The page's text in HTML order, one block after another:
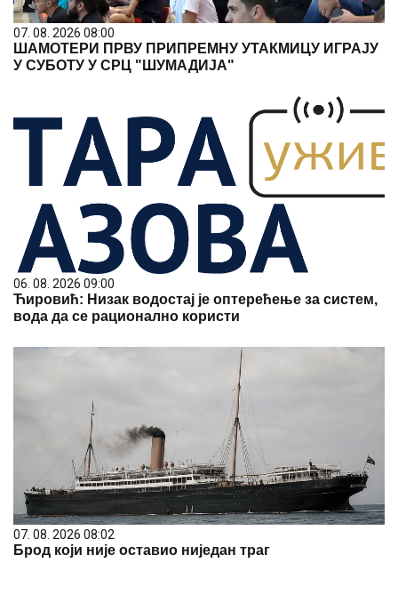
07. 08. 2026 08:00
ШАМОТЕРИ ПРВУ ПРИПРЕМНУ УТАКМИЦУ ИГРАЈУ
У СУБОТУ У СРЦ "ШУМАДИЈА"
06. 08. 2026 09:00
Ћировић: Низак водостај је оптерећење за систем,
вода да се рационално користи
07. 08. 2026 08:02
Брод који није оставио ниједан траг